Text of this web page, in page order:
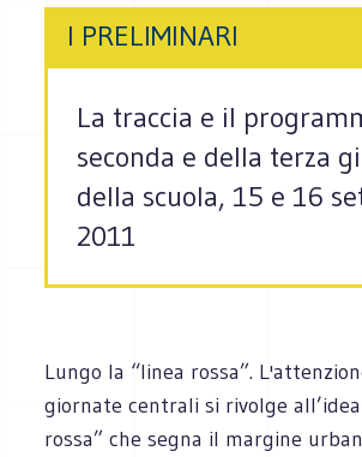
I PRELIMINARI
La traccia e il
seconda e della terza
della scuola, 15 e 16
2011
Lungo la “linea rossa”.
giornate centrali si rivolge
rossa” che segna il margine